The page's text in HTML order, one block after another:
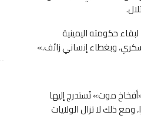
حكومته اليمينية
وبغطاء إنساني زائف.»
موت» تُستدرج إليها
ومع ذلك لا تزال الولايات